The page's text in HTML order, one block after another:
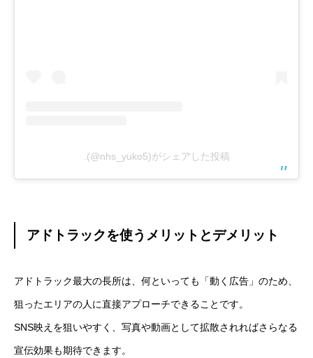
.(@nhs_yuko5)がシェアした投稿
アドトラックを使うメリットとデメリット
アドトラック最大の長所は、何といっても「動く広告」のため、
狙ったエリアの人に直接アプローチできることです。
SNS映えを狙いやすく、写真や動画として拡散されればさらなる
宣伝効果も期待できます。